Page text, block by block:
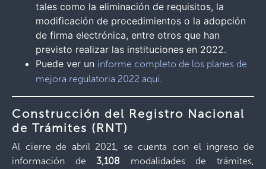
tales como la eliminación de requisitos, la
modificación de procedimientos o la adopción
de firma electrónica, entre otros que han
previsto realizar las instituciones en 2022.
Puede ver un informe completo de los planes de
mejora regulatoria 2022 aquí.
Construcción del Registro Nacional
de Trámites (RNT)
Al cierre de abril 2021, se cuenta con el ingreso de
información de 3,108 modalidades de trámites,